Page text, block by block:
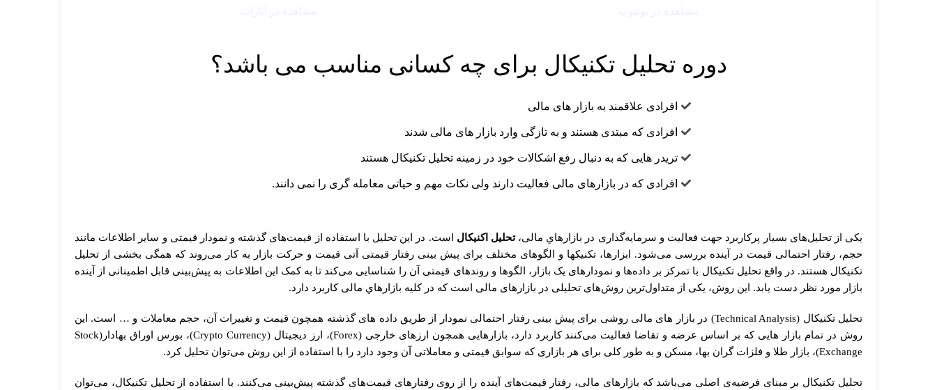
دوره تحلیل تکنیکال برای چه کسانی مناسب می باشد؟
افرادی علاقمند به بازار های مالی
افرادی که مبتدی هستند و به تازگی وارد بازار های مالی شدند
تریدر هایی که به دنبال رفع اشکالات خود در زمینه تحلیل تکنیکال هستند
افرادی که در بازارهای مالی فعالیت دارند ولی نکات مهم و حیاتی معامله گری را نمی دانند.
يکی از تحلیل‌های بسیار پرکاربرد جهت فعالیت و سرمایه‌گذاری در بازارهاي مالی،تحلیل اکنیکال است. در این تحلیل با استفاده از قیمت‌های گذشته و نمودار قیمتی و سایر اطلاعات مانند
حجم، رفتار احتمالی قيمت در آینده بررسی می‌شود. ابزارها، تکنیکها و الگوهای مختلف برای پیش بینی رفتار قیمتی آتی قيمت و حرکت بازار به کار می‌روند که همگی بخشی از تحلیل
تکنیکال هستند. در واقع تحلیل تکنیکال با تمرکز بر داده‌ها و نمودارهای یک بازار، الگوها و روند‌های قیمتی آن را شناسایی می‌کند تا به کمک این اطلاعات به پیش‌بینی قابل اطمینانی از آینده
بازار مورد نظر دست یابد. این روش، یکی از متداول‌ترین روش‌های تحلیلی در بازارهای مالی است که در کلیه بازارهاي مالی کاربرد دارد.
تحلیل تکنیکال (Technical Analysis) در بازار های مالی روشی برای پیش بینی رفتار احتمالی نمودار از طریق داده های گذشته همچون قیمت و تغییرات آن، حجم معاملات و … است. این
روش در تمام بازار هایی که بر اساس عرضه و تقاضا فعالیت می‌کنند کاربرد دارد، بازار‌هایی همچون ارزهای خارجی (Forex)، ارز دیجیتال (Crypto Currency)، بورس اوراق بهادار(Stock
Exchange)، بازار طلا و فلزات گران بها، مسکن و به طور کلی برای هر بازاری که سوابق قیمتی و معاملاتی آن وجود دارد را با استفاده از این روش می‌توان تحلیل کرد.
تحلیل تکنیکال بر مبنای فرضیه‌ی اصلی می‌باشد که بازارهای مالی، رفتار قیمت‌های آینده را از روی رفتارهای قیمت‌های گذشته پیش‌بینی می‌کنند. با استفاده از تحلیل تکنیکال، می‌توان